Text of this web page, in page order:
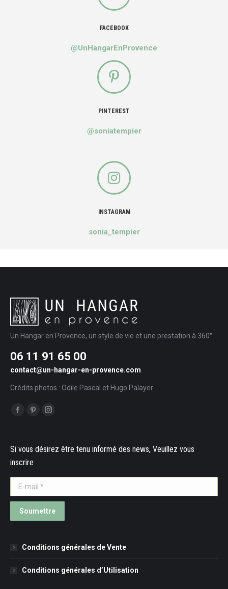
FACEBOOK
@UnHangarEnProvence
PINTEREST
@soniatempier
INSTAGRAM
sonia_tempier
Un Hangar en Provence, un style de vie et une prestation à 360°
06 11 91 65 00
contact@un-hangar-en-provence.com
Crédits photos : Odile Pascal et Hugo Palayer
Trouvez nous sur :
Facebook
PinterestInstagram
Si vous désirez être tenu informé des news, Veuillez vous
inscrire
E-mail *
Soumettre
Conditions générales de Vente
Conditions générales d’Utilisation